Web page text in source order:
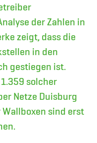
der Zahlen in
zeigt, dass die
in den
gestiegen ist.
solcher
Netze Duisburg
sind erst